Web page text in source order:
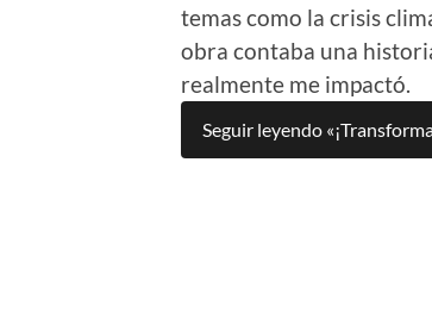
temas como la crisis
obra contaba una
realmente me impactó.
Seguir leyendo